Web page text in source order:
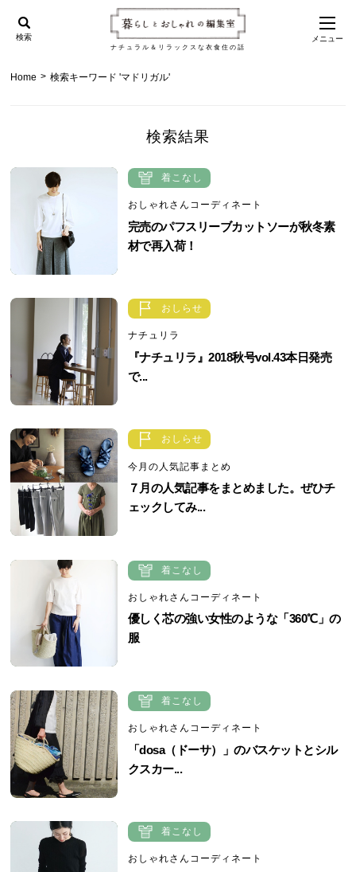
ナチュラル＆リラックスな衣食住の話
検索 メニュー
Home > 検索キーワード 'マドリガル'
検索結果
着こなし
おしゃれさんコーディネート
完売のパフスリーブカットソーが秋冬素
材で再入荷！
おしらせ
ナチュリラ
『ナチュリラ』2018秋号vol.43本日発売
で...
おしらせ
今月の人気記事まとめ
７月の人気記事をまとめました。ぜひチ
ェックしてみ...
着こなし
おしゃれさんコーディネート
優しく芯の強い女性のような「360℃」の
服
着こなし
おしゃれさんコーディネート
「dosa（ドーサ）」のバスケットとシル
クスカー...
着こなし
おしゃれさんコーディネート